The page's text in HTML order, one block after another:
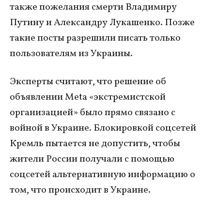
также пожелания смерти Владимиру
Путину и Александру Лукашенко. Позже
такие посты разрешили писать только
пользователям из Украины.
Эксперты считают, что решение об
объявлении Meta «экстремистской
организацией» было прямо связано с
войной в Украине. Блокировкой соцсетей
Кремль пытается не допустить, чтобы
жители России получали с помощью
соцсетей альтернативную информацию о
том, что происходит в Украине.